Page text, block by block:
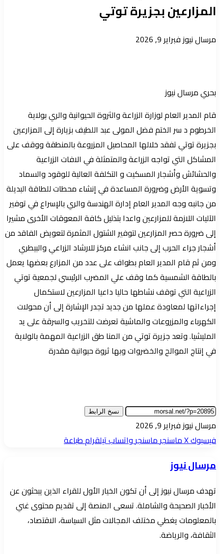
المزارعين بجزيرة توتي
مرسال نيوزأرسل
فبراير 9, 2026
بحري مرسال نيوز
قام المدير العام لوزارة الزراعة والثروة الحيوانية والري بولاية
الخرطوم د سر الختم فضل المولى عبد اللطيف بزيارة إلى المزارعين
بجزيرة توتي تفقد خلالها المحاصيل المزروعة بالمنطقة ووقف على
المشاكل التي تواجه الزراعة والمتمثلة في الافات الزراعية
والحشائش وأشجار المسكيت و التكلفة العالية للوقود والسماد
وتسوية الأرض وضرورة المساعدة في إنشاء محطات للطاقة البديلة
من جانبه وجه المدير العام إدارة الهندسة والري بالإسراع في توفير
الآليات اللازمة للمزارعين واعدا بتذليل كافة المعوقات الأخرى مشيرا
إلى ضرورة حصر المزارعين لتوفير الشتول المثمرة لتعويض الفاقد من
أشجار جراء الحرب إلى جانب انشاء مركز للارشاد الزراعي والبيطري
ومن ثم قام المدير العام بطواف على عدد من المزارع بعضها يعمل
بالطاقة الشمسية كما وقف علي المضرب الرئيسي لجمعية توتي
الزراعية التي توقف نشاطها حاليا داعيا المزارعين لاستكمال
إجراءاتها لمعاودة عملها من جديد تجدر الإشارة إلى أن محولات
الكهرباء والمزروعات والماشية تعرضت للتخريب والسرقة على يد
المليشيا. وتعد جزيرة توتي من المنا طق الزراعية المهمة بالولاية
في إنتاج الموالح والخضروات وبها ثروة حيوانية مقدرة
نسخ الرابط
مرسال نيوزأرسل
بريدا
فبراير 9, 2026
فيسبوك‫Xماسنجرماسنجرواتسابتيلقرامطباعة
مرسال نيوز
تهدف مرسال نيوز إلى أن تكون الخيار الأول للقراء الذين يبحثون عن
الأخبار الصحيحة والشاملة. تسعى المنصة إلى تقديم محتوى غني
بالمعلومات يغطي مختلف المجالات مثل السياسة، الاقتصاد،
الثقافة، والرياضة.